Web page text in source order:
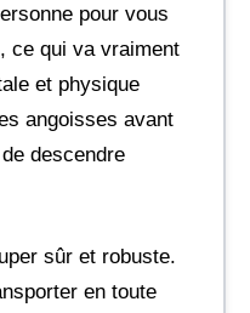
pour vous
ce qui va vraiment
et physique
angoisses avant
descendre
sûr et robuste.
en toute